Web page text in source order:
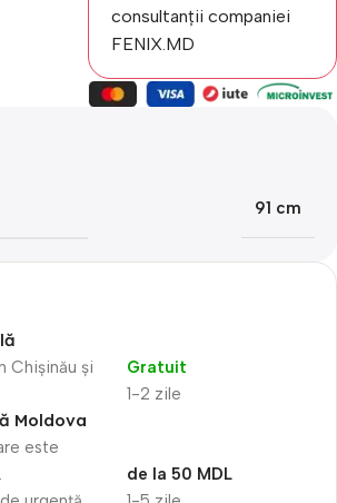
consultanții companiei
FENIX.MD
91 cm
Chișinău și
1-2 zile
Gratuit
Moldova
este
de la 50 MDL